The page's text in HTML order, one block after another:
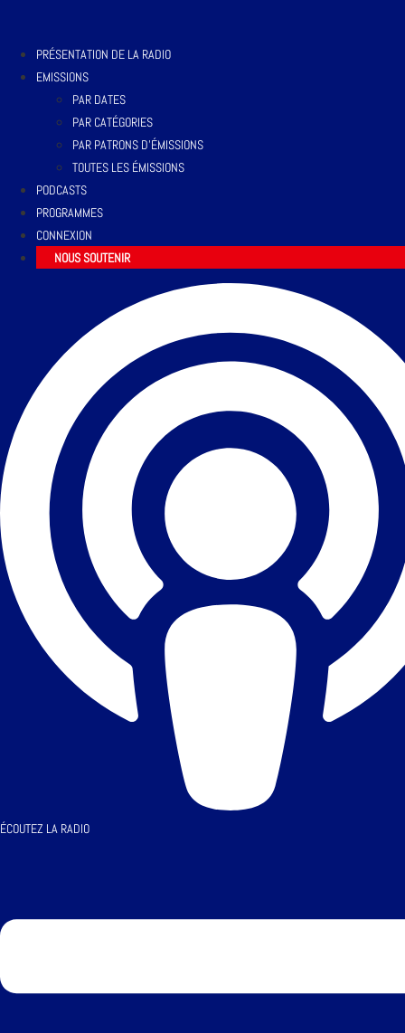
PRÉSENTATION DE LA RADIO
EMISSIONS
PAR DATES
PAR CATÉGORIES
PAR PATRONS D’ÉMISSIONS
TOUTES LES ÉMISSIONS
PODCASTS
PROGRAMMES
CONNEXION
NOUS SOUTENIR
ÉCOUTEZ LA RADIO